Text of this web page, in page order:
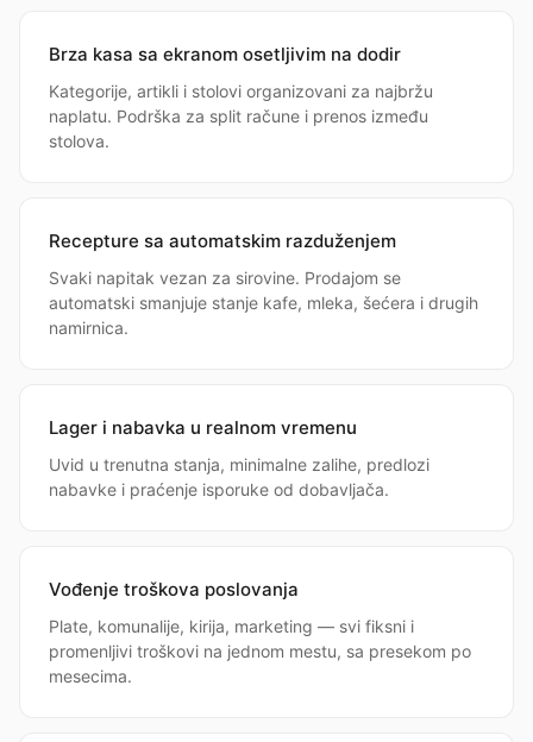
Brza kasa sa ekranom osetljivim na dodir
Kategorije, artikli i stolovi organizovani za najbržu
naplatu. Podrška za split račune i prenos između
stolova.
Recepture sa automatskim razduženjem
Svaki napitak vezan za sirovine. Prodajom se
automatski smanjuje stanje kafe, mleka, šećera i drugih
namirnica.
Lager i nabavka u realnom vremenu
Uvid u trenutna stanja, minimalne zalihe, predlozi
nabavke i praćenje isporuke od dobavljača.
Vođenje troškova poslovanja
Plate, komunalije, kirija, marketing — svi fiksni i
promenljivi troškovi na jednom mestu, sa presekom po
mesecima.